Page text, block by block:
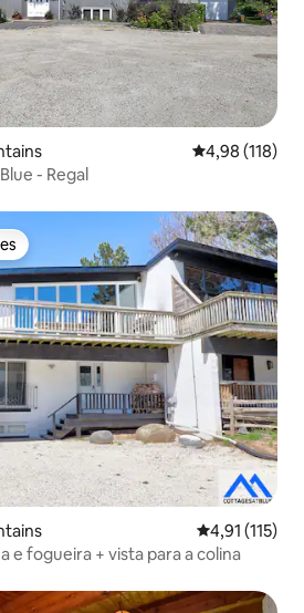
4,98 de uma
4,98 (118)
- Regal
4,91 de uma
4,91 (115)
e fogueira + vista para a colina